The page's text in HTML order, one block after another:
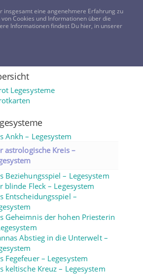
KOSTENLOS ANRUFEN: 0800-8478266
ANMELDEN REGISTRIEREN
Legesysteme
Ankh – Legesystem
astrologische Kreis –
Beziehungsspiel – Legesystem
blinde Fleck – Legesystem
Entscheidungsspiel –
Geheimnis der hohen Priesterin
Abstieg in die Unterwelt –
Fegefeuer – Legesystem
keltische Kreuz – Legesystem
insgesamt eine angenehmere Erfahrung zu
Cookies und Informationen über die
Informationen findest Du hier, in unserer